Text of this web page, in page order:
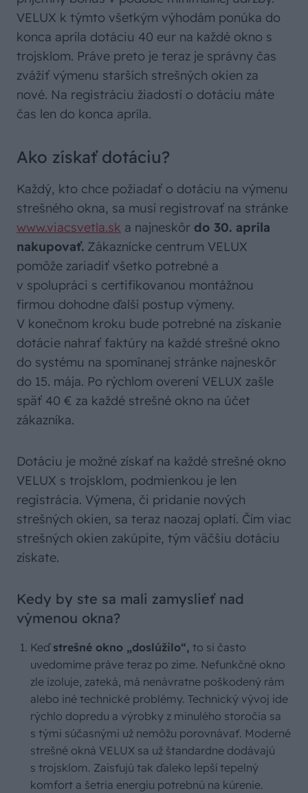
VELUX k týmto všetkým výhodám ponúka do
konca apríla dotáciu 40 eur na každé okno s
trojsklom. Práve preto je teraz je správny čas
zvážiť výmenu starších strešných okien za
nové. Na registráciu žiadostí o dotáciu máte
čas len do konca apríla.
Ako získať dotáciu?
Každý, kto chce požiadať o dotáciu na výmenu
strešného okna, sa musí registrovať na stránke
www.viacsvetla.sk a najneskôr do 30. apríla
nakupovať. Zákaznícke centrum VELUX
pomôže zariadiť všetko potrebné a
v spolupráci s certifikovanou montážnou
firmou dohodne ďalší postup výmeny.
V konečnom kroku bude potrebné na získanie
dotácie nahrať faktúry na každé strešné okno
do systému na spomínanej stránke najneskôr
do 15. mája. Po rýchlom overení VELUX zašle
späť 40 € za každé strešné okno na účet
zákazníka.
Dotáciu je možné získať na každé strešné okno
VELUX s trojsklom, podmienkou je len
registrácia. Výmena, či pridanie nových
strešných okien, sa teraz naozaj oplatí. Čím viac
strešných okien zakúpite, tým väčšiu dotáciu
získate.
Kedy by ste sa mali zamyslieť nad
výmenou okna?
Keďstrešné okno „doslúžilo“, to si často
uvedomíme práve teraz po zime. Nefunkčné okno
zle izoluje, zateká, má nenávratne poškodený rám
alebo iné technické problémy. Technický vývoj ide
rýchlo dopredu a výrobky z minulého storočia sa
s tými súčasnými už nemôžu porovnávať. Moderné
strešné okná VELUX sa už štandardne dodávajú
s trojsklom. Zaisťujú tak ďaleko lepší tepelný
komfort a šetria energiu potrebnú na kúrenie.